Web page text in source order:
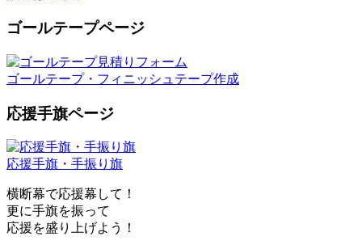
ゴールテープページ
ゴールテープ・フィニッシュテープ作成
応援手旗ページ
応援手旗・手振り旗
横断幕で応援幕して！
更に手旗を振って
応援を盛り上げよう！